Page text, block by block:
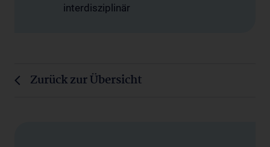
interdisziplinär
Zurück zur Übersicht